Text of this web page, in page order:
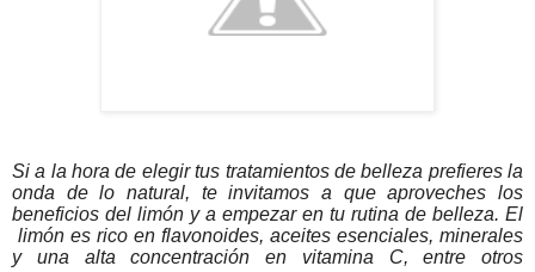
Si a la hora de elegir tus tratamientos de belleza prefieres la
onda de lo natural, te invitamos a que aproveches los
beneficios del limón y a empezar en tu rutina de belleza. El
limón es rico en flavonoides, aceites esenciales, minerales
y una alta concentración en vitamina C, entre otros